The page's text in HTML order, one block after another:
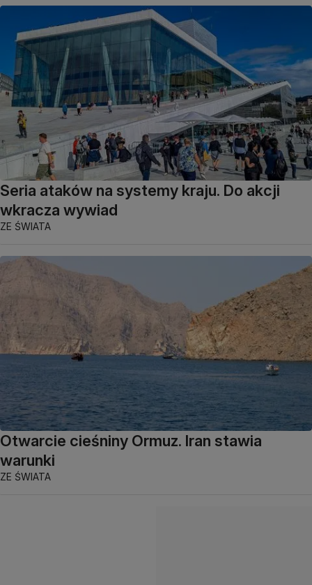
Seria ataków na systemy kraju. Do akcji
wkracza wywiad
ZE ŚWIATA
Otwarcie cieśniny Ormuz. Iran stawia
warunki
ZE ŚWIATA